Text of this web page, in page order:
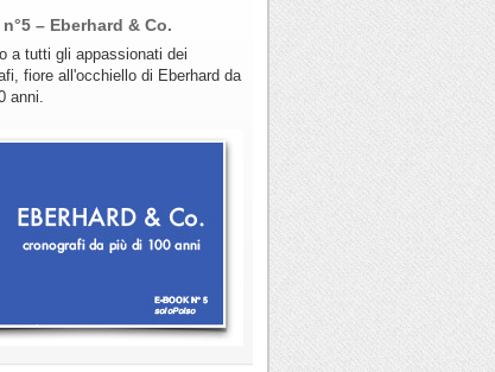
– Eberhard & Co.
a tutti gli appassionati dei
fiore all'occhiello di Eberhard da
anni.